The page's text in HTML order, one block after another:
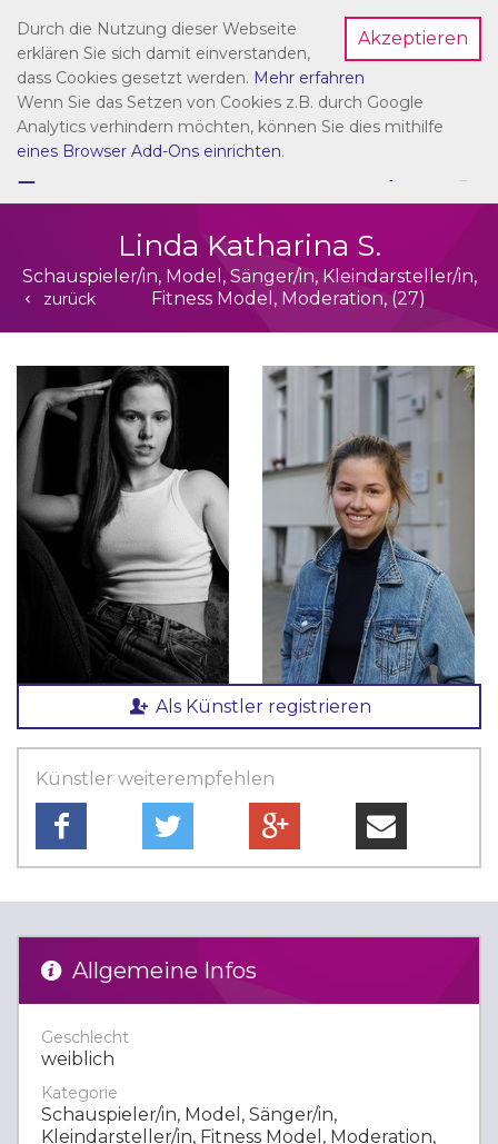
Dein Account
☰
Linda Katharina S.
zurück
Schauspieler/in, Model, Sänger/in, Kleindarsteller/in,
Fitness Model, Moderation, (27)
Als Künstler registrieren
Künstler weiterempfehlen
Allgemeine Infos
Geschlecht
weiblich
Kategorie
Schauspieler/in, Model, Sänger/in,
Kleindarsteller/in, Fitness Model, Moderation,
Akzeptieren
Durch die Nutzung dieser Webseite
erklären Sie sich damit einverstanden,
dass Cookies gesetzt werden. Mehr erfahren
Wenn Sie das Setzen von Cookies z.B. durch Google
Analytics verhindern möchten, können Sie dies mithilfe
eines Browser Add-Ons einrichten.